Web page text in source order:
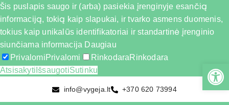
Šis puslapis saugo ir (arba) pasiekia įrenginyje esančią
informaciją, tokią kaip slapukai, ir tvarko asmens duomenis,
tokius kaip unikalūs identifikatoriai ir standartinė įrenginio
siunčiama informacija Daugiau
PrivalomiPrivalomi RinkodaraRinkodara
Atsisakyti IšsaugotiSutinku
info@vygeja.lt +370 620 73994